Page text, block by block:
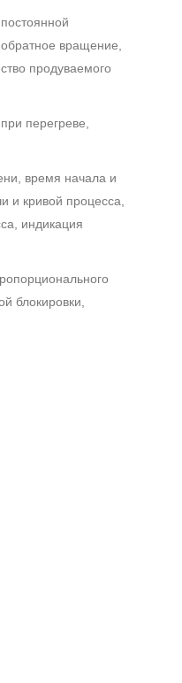
вращение,
продуваемого
перегреве,
время начала и
и кривой процесса,
индикация
блокировки,